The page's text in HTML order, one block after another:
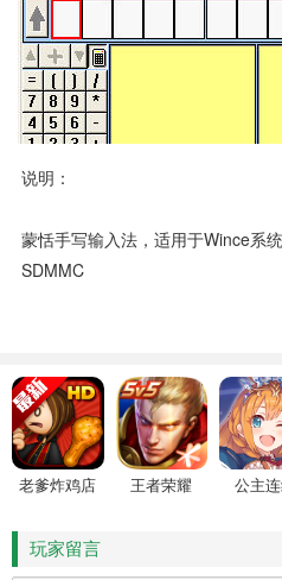
说明：
蒙恬手写输入法，适用于wince系
SDMMC
老爹炸鸡店
王者荣耀 公主
玩家留言